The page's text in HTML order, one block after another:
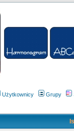
Użytkownicy Grupy